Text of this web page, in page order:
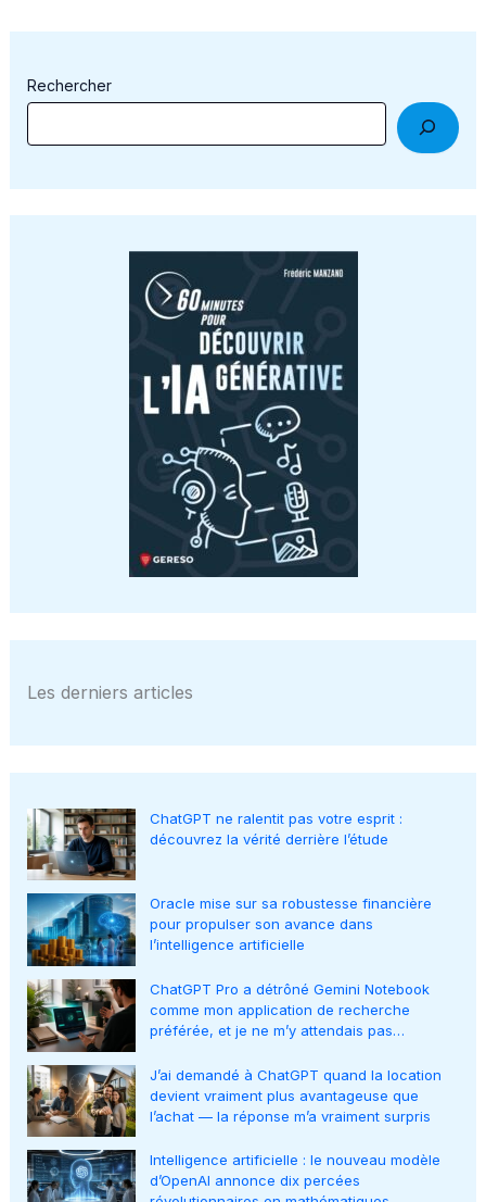
Rechercher
Les derniers articles
ChatGPT ne ralentit pas votre esprit :
découvrez la vérité derrière l’étude
Oracle mise sur sa robustesse financière
pour propulser son avance dans
l’intelligence artificielle
ChatGPT Pro a détrôné Gemini Notebook
comme mon application de recherche
préférée, et je ne m’y attendais pas…
J’ai demandé à ChatGPT quand la location
devient vraiment plus avantageuse que
l’achat — la réponse m’a vraiment surpris
Intelligence artificielle : le nouveau modèle
d’OpenAI annonce dix percées